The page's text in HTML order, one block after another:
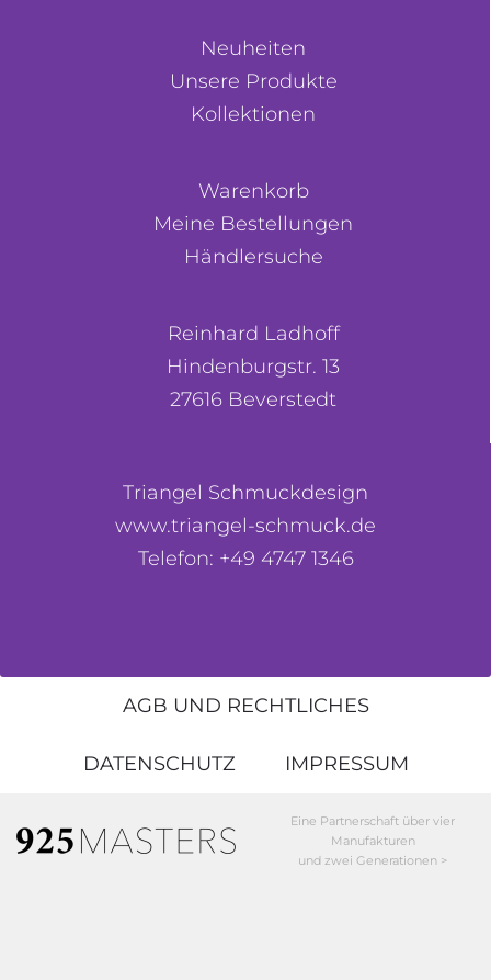
Neuheiten
Unsere Produkte
Kollektionen
Warenkorb
Meine Bestellungen
Händlersuche
Reinhard Ladhoff
Hindenburgstr. 13
27616 Beverstedt
Triangel Schmuckdesign
www.triangel-schmuck.de
Telefon: +49 4747 1346
AGB UND RECHTLICHES
DATENSCHUTZ IMPRESSUM
Eine Partnerschaft über vier
Manufakturen
und zwei Generationen >